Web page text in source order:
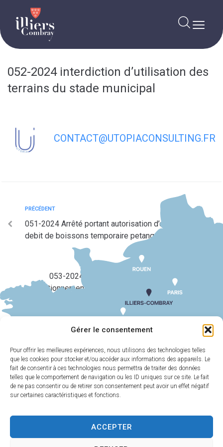
Gérer le consentement
Pour offrir les meilleures expériences, nous utilisons des technologies telles
que les cookies pour stocker et/ou accéder aux informations des appareils. Le
fait de consentir à ces technologies nous permettra de traiter des données
telles que le comportement de navigation ou les ID uniques sur ce site. Le fait
de ne pas consentir ou de retirer son consentement peut avoir un effet négatif
sur certaines caractéristiques et fonctions.
ACCEPTER
052-2024 interdiction d’utilisation des
terrains du stade municipal
CONTACT@UTOPIACONSULTING.FR
PRÉCÉDENT
051-2024 Arrêté portant autorisation d’ouverture d’un
debit de boissons temporaire petanque
053-2024 Arrêté portant reglementation du
stationnement et de la circulation 12-14 rue du
docteur proust
HORAIRES
D'OUVERTURE
Du lundi au
vendredi :9h00-
17h30
MAIRIE
D'ILLIERS-
COMBRAY
11 Rue Philebert
Poulain
Combray
02 37 24 00 05